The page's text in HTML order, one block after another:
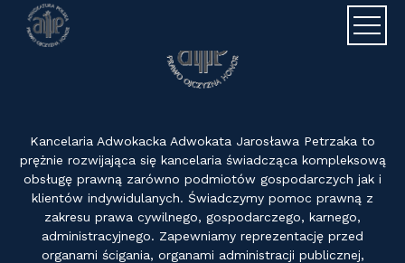
Kancelaria Adwokacka Adwokata Jarosława Petrzaka to
prężnie rozwijająca się kancelaria świadcząca kompleksową
obsługę prawną zarówno podmiotów gospodarczych jak i
klientów indywidulanych. Świadczymy pomoc prawną z
zakresu prawa cywilnego, gospodarczego, karnego,
administracyjnego. Zapewniamy reprezentację przed
organami ścigania, organami administracji publicznej,